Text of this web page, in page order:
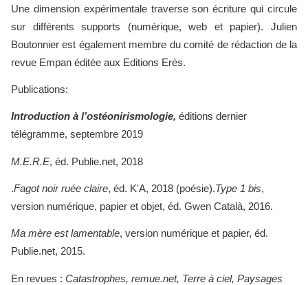
Une dimension expérimentale traverse son écriture qui circule
sur différents supports (numérique, web et papier). Julien
Boutonnier est également membre du comité de rédaction de la
revue Empan éditée aux Editions Erès.
Publications:
Introduction à l’ostéonirismologie, éditions dernier
télégramme, septembre 2019
M.E.R.E, éd. Publie.net, 2018
.Fagot noir ruée claire, éd. K'A, 2018 (poésie).Type 1 bis,
version numérique, papier et objet, éd. Gwen Català, 2016.
Ma mère est lamentable, version numérique et papier, éd.
Publie.net, 2015.
En revues : Catastrophes, remue.net, Terre à ciel, Paysages